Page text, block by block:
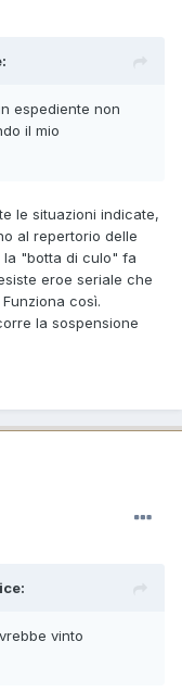
espediente non
il mio
le situazioni indicate,
al repertorio delle
"botta di culo" fa
eroe seriale che
così.
la sospensione
vinto